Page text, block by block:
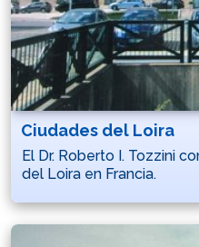
Ciudades del Loira
El Dr. Roberto I. Tozzini
del Loira en Francia.